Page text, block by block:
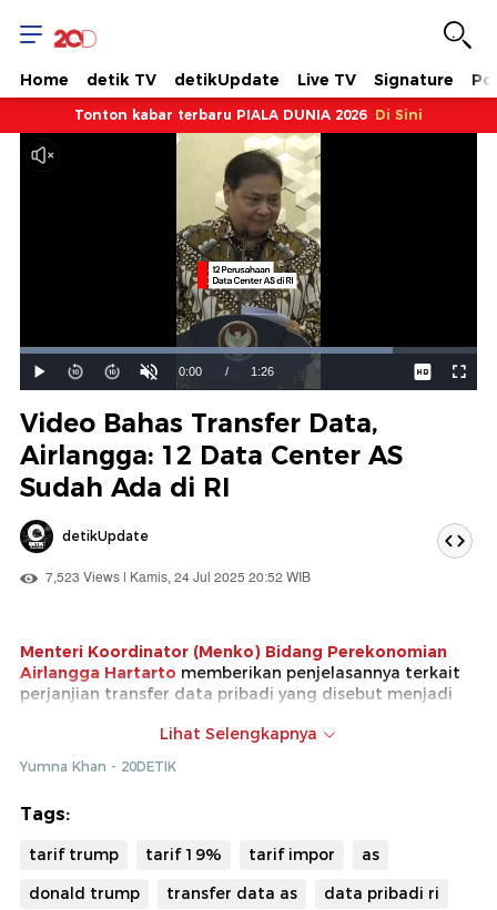
Home detik TV detikUpdate Live TV Signature
Tonton kabar terbaru PIALA DUNIA 2026 Di Sini
Mainkan
Suara
Hidup
Waktu
ini
0:00 / Durasi
1:26
Dimuat:
81.44%
Video Bahas Transfer Data,
Airlangga: 12 Data Center AS
Sudah Ada di RI
detikUpdate
7,523 Views | Kamis, 24 Jul 2025 20:52 WIB
Menteri Koordinator (Menko) Bidang Perekonomian
Airlangga Hartarto memberikan penjelasannya terkait
perjanjian transfer data pribadi yang disebut menjadi
antara Republik Indonesia dengan Amerika Serikat (AS).
Ia lalu menjelaskan bahwa sudah ada 12 perusahaan
Indonesia. Beberapa perusahaan tersebut di antaranya
Connex.
Lihat Selengkapnya
Yumna Khan - 20DETIK
Tags:
tarif trump tarif 19% tarif impor
as
donald trump
transfer data as
data pribadi ri